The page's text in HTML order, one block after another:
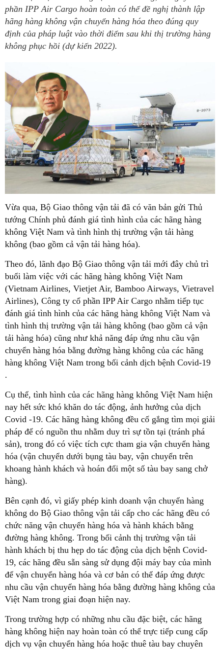
phần IPP Air Cargo hoàn toàn có thể đề nghị thành lập
hãng hàng không vận chuyển hàng hóa theo đúng quy
định của pháp luật vào thời điểm sau khi thị trường hàng
không phục hồi (dự kiến 2022).
Vừa qua, Bộ Giao thông vận tải đã có văn bản gửi Thủ
tướng Chính phủ đánh giá tình hình của các hãng hàng
không Việt Nam và tình hình thị trường vận tải hàng
không (bao gồm cả vận tải hàng hóa).
Theo đó, lãnh đạo Bộ Giao thông vận tải mới đây chủ trì
buổi làm việc với các hãng hàng không Việt Nam
(Vietnam Airlines, Vietjet Air, Bamboo Airways, Vietravel
Airlines), Công ty cổ phần IPP Air Cargo nhằm tiếp tục
đánh giá tình hình của các hãng hàng không Việt Nam và
tình hình thị trường vận tải hàng không (bao gồm cả vận
tải hàng hóa) cũng như khả năng đáp ứng nhu cầu vận
chuyển hàng hóa bằng đường hàng không của các hãng
hàng không Việt Nam trong bối cảnh dịch bệnh Covid-19
.
Cụ thể, tình hình của các hãng hàng không Việt Nam hiện
nay hết sức khó khăn do tác động, ảnh hưởng của dịch
Covid -19. Các hãng hàng không đều cố gắng tìm mọi giải
pháp để có nguồn thu nhằm duy trì sự tồn tại (tránh phá
sản), trong đó có việc tích cực tham gia vận chuyển hàng
hóa (vận chuyển dưới bụng tàu bay, vận chuyển trên
khoang hành khách và hoán đổi một số tàu bay sang chở
hàng).
Bên cạnh đó, vì giấy phép kinh doanh vận chuyển hàng
không do Bộ Giao thông vận tải cấp cho các hãng đều có
chức năng vận chuyển hàng hóa và hành khách bằng
đường hàng không. Trong bối cảnh thị trường vận tải
hành khách bị thu hẹp do tác động của dịch bệnh Covid-
19, các hãng đều sẵn sàng sử dụng đội máy bay của mình
để vận chuyển hàng hóa và cơ bản có thể đáp ứng được
nhu cầu vận chuyển hàng hóa bằng đường hàng không của
Việt Nam trong giai đoạn hiện nay.
Trong trường hợp có những nhu cầu đặc biệt, các hãng
hàng không hiện nay hoàn toàn có thể trực tiếp cung cấp
dịch vụ vận chuyển hàng hóa hoặc thuê tàu bay chuyên